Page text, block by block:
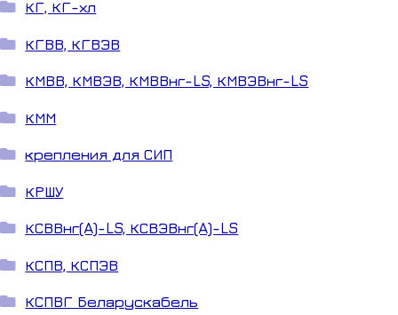
КГ, КГ-хл
КГВВ, КГВЭВ
КМВВ, КМВЭВ, КМВВнг-LS, КМВЭВнг-LS
КММ
крепления для СИП
КРШУ
КСВВнг(A)-LS, КСВЭВнг(A)-LS
КСПВ, КСПЭВ
КСПВГ Беларускабель